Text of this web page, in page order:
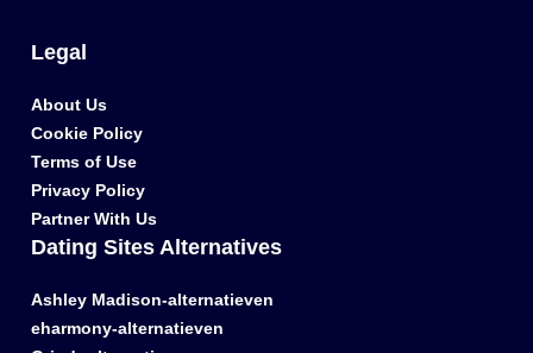
Legal
About Us
Cookie Policy
Terms of Use
Privacy Policy
Partner With Us
Dating Sites Alternatives
Ashley Madison-alternatieven
eharmony-alternatieven